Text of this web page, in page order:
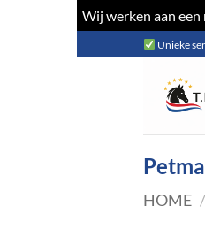
Wij werken aan
naar
Unieke
HOME /